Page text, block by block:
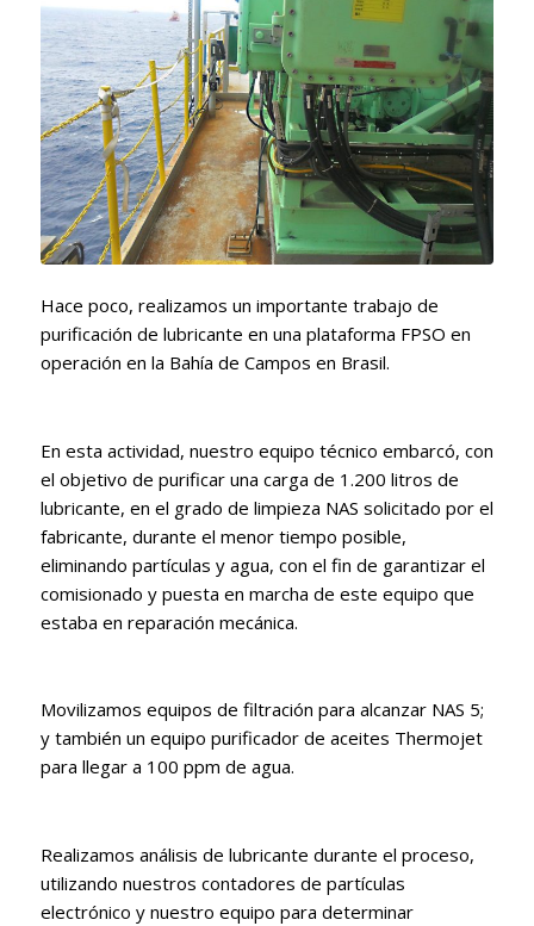
Hace poco, realizamos un importante trabajo de
purificación de lubricante en una plataforma FPSO en
operación en la Bahía de Campos en Brasil.
En esta actividad, nuestro equipo técnico embarcó, con
el objetivo de purificar una carga de 1.200 litros de
lubricante, en el grado de limpieza NAS solicitado por el
fabricante, durante el menor tiempo posible,
eliminando partículas y agua, con el fin de garantizar el
comisionado y puesta en marcha de este equipo que
estaba en reparación mecánica.
Movilizamos equipos de filtración para alcanzar NAS 5;
y también un equipo purificador de aceites Thermojet
para llegar a 100 ppm de agua.
Realizamos análisis de lubricante durante el proceso,
utilizando nuestros contadores de partículas
electrónico y nuestro equipo para determinar